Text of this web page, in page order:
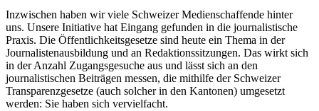
Inzwischen haben wir viele Schweizer Medienschaffende hinter
uns. Unsere Initiative hat Eingang gefunden in die journalistische
Praxis. Die Öffentlichkeitsgesetze sind heute ein Thema in der
Journalistenausbildung und an Redaktionssitzungen. Das wirkt sich
in der Anzahl Zugangsgesuche aus und lässt sich an den
journalistischen Beiträgen messen, die mithilfe der Schweizer
Transparenzgesetze (auch solcher in den Kantonen) umgesetzt
werden: Sie haben sich vervielfacht.